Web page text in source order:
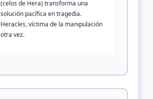
(celos de Hera) transforma una
solución pacífica en tragedia.
Heracles, víctima de la manipulación
otra vez.